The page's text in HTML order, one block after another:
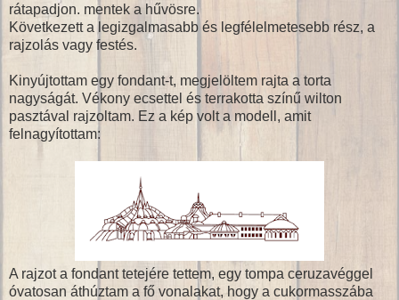
rátapadjon. mentek a hűvösre.
Következett a legizgalmasabb és legfélelmetesebb rész, a
rajzolás vagy festés.
Kinyújtottam egy fondant-t, megjelöltem rajta a torta
nagyságát. Vékony ecsettel és terrakotta színű wilton
pasztával rajzoltam. Ez a kép volt a modell, amit
felnagyítottam:
A rajzot a fondant tetejére tettem, egy tompa ceruzavéggel
óvatosan áthúztam a fő vonalakat, hogy a cukormasszába